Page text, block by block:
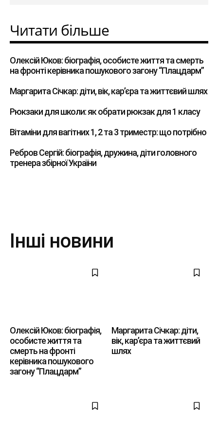
Читати більше
Олексій Юков: біографія, особисте життя та смерть
на фронті керівника пошукового загону “Плацдарм”
Маргарита Січкар: діти, вік, кар’єра та життєвий шлях
Рюкзаки для школи: як обрати рюкзак для 1 класу
Вітаміни для вагітних 1, 2 та 3 триместр: що потрібно
Ребров Сергій: біографія, дружина, діти головного
тренера збірної України
Інші новини
Олексій Юков: біографія,
особисте життя та
смерть на фронті
керівника пошукового
загону “Плацдарм”
Маргарита Січкар: діти,
вік, кар’єра та життєвий
шлях